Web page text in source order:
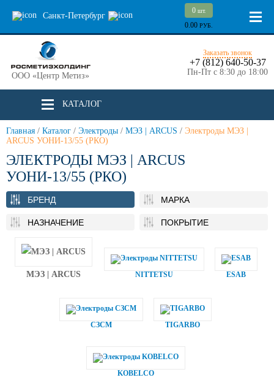
Санкт-Петербург
0 шт.
0.00 РУБ.
ООО «Центр Метиз»
Заказать звонок
+7 (812) 640-50-37
Пн-Пт с 8:30 до 18:00
КАТАЛОГ
Главная / Каталог / Электроды / МЭЗ | ARCUS / Электроды МЭЗ |
ARCUS УОНИ-13/55 (РКО)
ЭЛЕКТРОДЫ МЭЗ | ARCUS
УОНИ-13/55 (РКО)
БРЕНД МАРКА
НАЗНАЧЕНИЕ ПОКРЫТИЕ
МЭЗ | ARCUS NITTETSU ESAB
СЗСМ TIGARBO
KOBELCO